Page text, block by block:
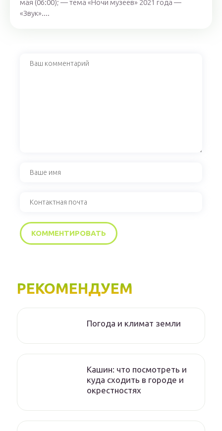
мая (06:00); — тема «Ночи музеев» 2021 года —
«Звук»....
РЕКОМЕНДУЕМ
Погода и климат земли
Кашин: что посмотреть и
куда сходить в городе и
окрестностях